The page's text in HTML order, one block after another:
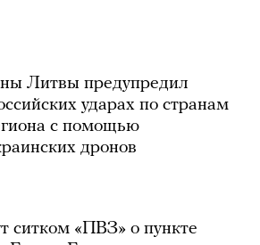
Литвы предупредил
ударах по странам
с помощью
дронов
ситком «ПВЗ» о пункте